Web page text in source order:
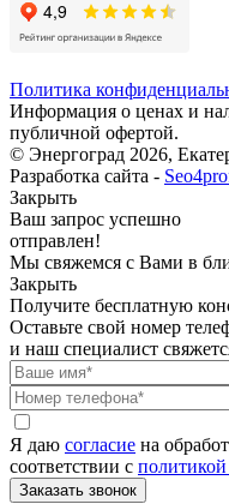
Политика
Информация о ценах и
публичной офертой.
© Энергоград 2026,
Разработка сайта -
Закрыть
Ваш запрос успешно
отправлен!
Мы свяжемся с Вами в
Закрыть
Получите бесплатную
Оставьте свой номер
и наш специалист
Я даю согласие на
соответствии с